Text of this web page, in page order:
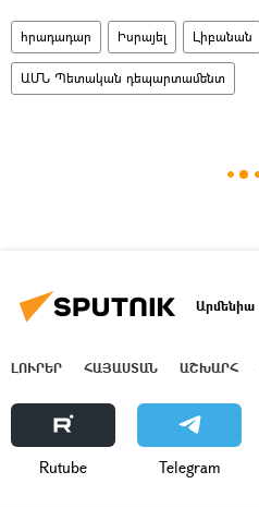
հրադադար Իսրայել Լիբանան
ԱՄՆ Պետական դեպարտամենտ
Արմենիա
ԼՈՒՐԵՐ ՀԱՅԱՍՏԱՆ ԱՇԽԱՐՀ
Rutube Telegram